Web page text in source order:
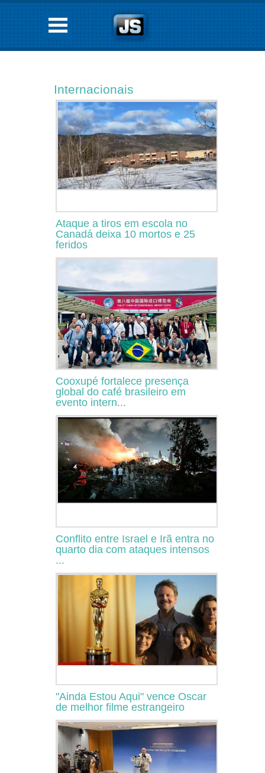
Internacionais
Ataque a tiros em escola no
Canadá deixa 10 mortos e 25
feridos
Cooxupé fortalece presença
global do café brasileiro em
evento intern...
Conflito entre Israel e Irã entra no
quarto dia com ataques intensos
...
"Ainda Estou Aqui" vence Oscar
de melhor filme estrangeiro